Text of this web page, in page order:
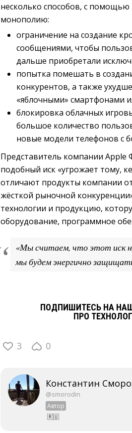
несколько способов, с помощью
монополию:
ограничение на создание
сообщениями, чтобы
дальше приобретали
попытка помешать в
конкурентов, а также
«яблочными» смартфонами
блокировка облачных
большое количество
новые модели телефонов с
Представитель компании Apple
подобный иск «угрожает тому,
отличают продукты компании
жёсткой рыночной
технологии и продукцию,
оборудование, программное
«Мы считаем, что этот иск
мы будем энергично
ПОДПИШИТЕСЬ НА
ПРО
3 0
Константин
@smorodin
Автор
🇷🇺